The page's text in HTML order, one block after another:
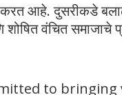
आहे. दुसरीकडे
वंचित समाजाचे
to